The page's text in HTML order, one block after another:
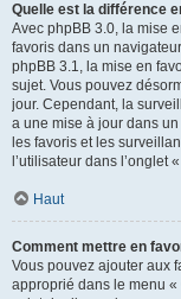
Quelle est la différence
Avec phpBB 3.0, la mise
favoris dans un
phpBB 3.1, la mise en
sujet. Vous pouvez
jour. Cependant, la
a une mise à jour dans
les favoris et les
l’utilisateur dans l’onglet
Haut
Comment mettre en
Vous pouvez ajouter aux
approprié dans le menu